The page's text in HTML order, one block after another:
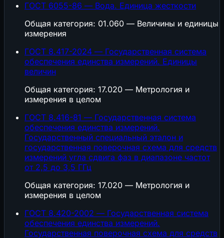
ГОСТ 6055-86 — Вода. Единица жесткости
Общая категория: 01.060 — Величины и единицы
измерения
ГОСТ 8.417-2024 — Государственная система
обеспечения единства измерений. Единицы
величин
Общая категория: 17.020 — Метрология и
измерения в целом
ГОСТ 8.416-81 — Государственная система
обеспечения единства измерений.
Государственный специальный эталон и
государственная поверочная схема для средств
измерений угла сдвига фаз в диапазоне частот
oт 2,5 до 3,5 ГГц
Общая категория: 17.020 — Метрология и
измерения в целом
ГОСТ 8.420-2002 — Государственная система
обеспечения единства измерений.
Государственная поверочная схема для средств